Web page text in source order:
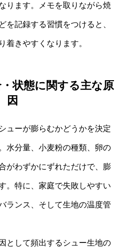
ります。メモを取りながら焼
を記録する習慣をつけると、
着きやすくなります。
状態に関する主な原
因
ューが膨らむかどうかを決定
水分量、小麦粉の種類、卵の
がわずかにずれただけで、膨
。特に、家庭で失敗しやすい
ランス、そして生地の温度管
として頻出するシュー生地の